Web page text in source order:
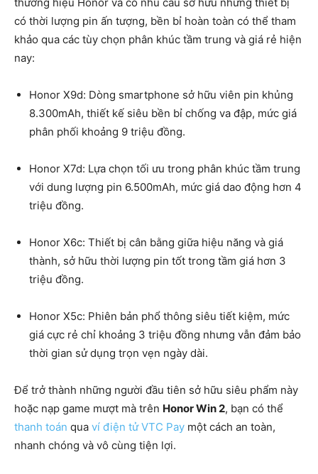
có thời lượng pin ấn tượng, bền bỉ hoàn toàn có thể tham
khảo qua các tùy chọn phân khúc tầm trung và giá rẻ hiện
nay:
Honor X9d: Dòng smartphone sở hữu viên pin khủng
8.300mAh, thiết kế siêu bền bỉ chống va đập, mức giá
phân phối khoảng 9 triệu đồng.
Honor X7d: Lựa chọn tối ưu trong phân khúc tầm trung
với dung lượng pin 6.500mAh, mức giá dao động hơn 4
triệu đồng.
Honor X6c: Thiết bị cân bằng giữa hiệu năng và giá
thành, sở hữu thời lượng pin tốt trong tầm giá hơn 3
triệu đồng.
Honor X5c: Phiên bản phổ thông siêu tiết kiệm, mức
giá cực rẻ chỉ khoảng 3 triệu đồng nhưng vẫn đảm bảo
thời gian sử dụng trọn vẹn ngày dài.
Để trở thành những người đầu tiên sở hữu siêu phẩm này
hoặc nạp game mượt mà trên Honor Win 2, bạn có thể
thanh toán qua ví điện tử VTC Pay một cách an toàn,
nhanh chóng và vô cùng tiện lợi.